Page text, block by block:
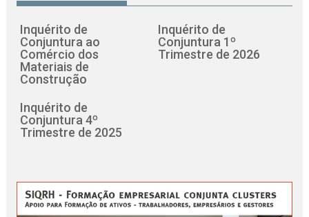
Inquérito de
Conjuntura ao
Comércio dos
Materiais de
Construção
Inquérito de
Conjuntura 1º
Trimestre de 2026
Inquérito de
Conjuntura 4º
Trimestre de 2025